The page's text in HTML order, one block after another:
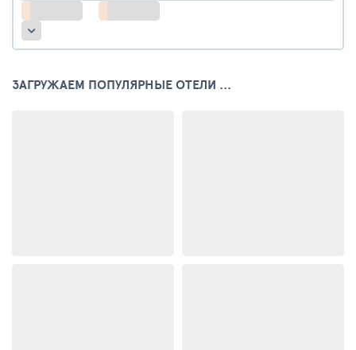
ЗАГРУЖАЕМ ПОПУЛЯРНЫЕ ОТЕЛИ ...